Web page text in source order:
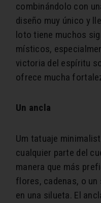
combinándolo con
diseño muy único y
loto tiene muchos
místicos,
victoria del espíritu
ofrece mucha
Un ancla
Um tatuaje
cualquier parte del
manera que más
flores, cadenas, o
en una silueta. El